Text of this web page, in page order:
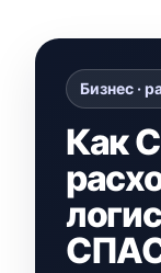
Бизнес ·
Как